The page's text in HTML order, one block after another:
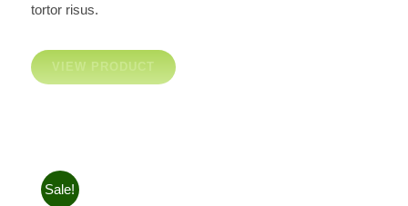
tortor risus.
VIEW PRODUCT
Sale!